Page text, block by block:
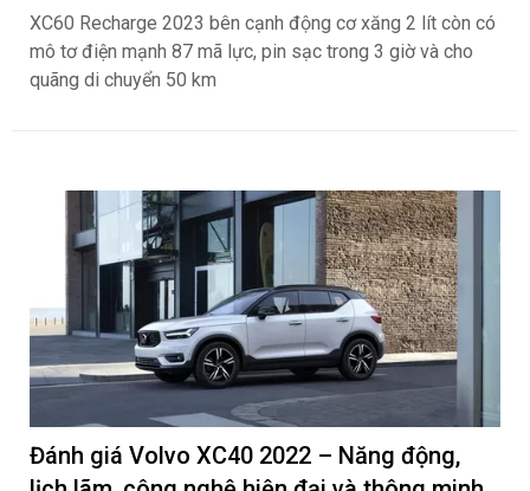
XC60 Recharge 2023 bên cạnh động cơ xăng 2 lít còn có
mô tơ điện mạnh 87 mã lực, pin sạc trong 3 giờ và cho
quãng di chuyển 50 km
Đánh giá Volvo XC40 2022 – Năng động,